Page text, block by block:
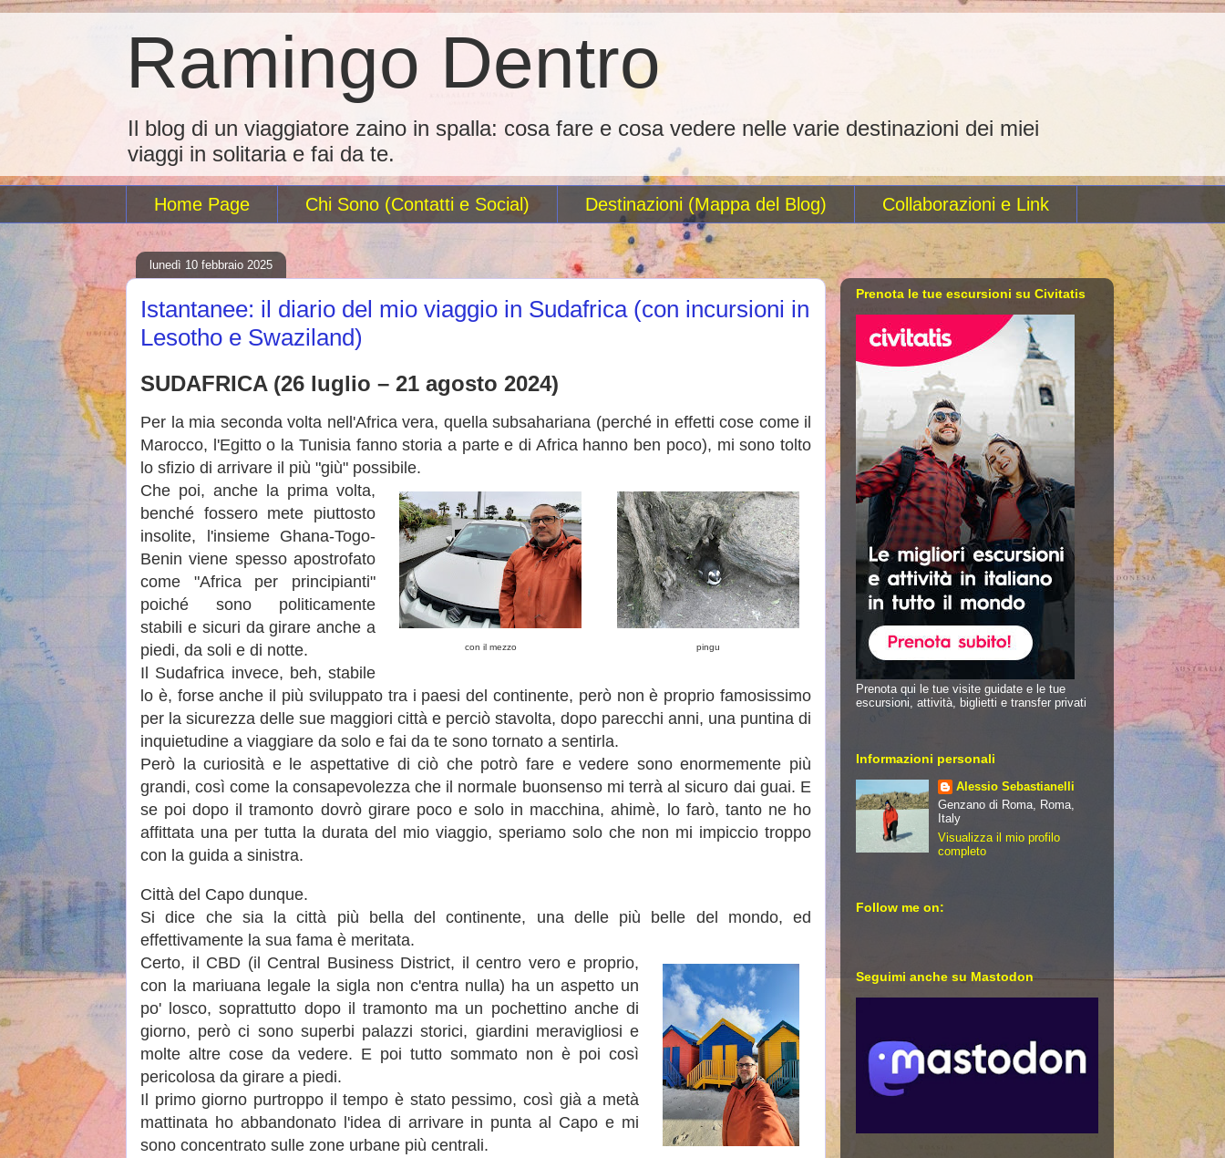
Ramingo Dentro
Il blog di un viaggiatore zaino in spalla: cosa fare e cosa vedere nelle varie destinazioni dei miei
viaggi in solitaria e fai da te.
Home Page Chi Sono (Contatti e Social) Destinazioni (Mappa del Blog) Collaborazioni e Link
lunedì 10 febbraio 2025
Istantanee: il diario del mio viaggio in Sudafrica (con incursioni in
Lesotho e Swaziland)
SUDAFRICA (26 luglio – 21 agosto 2024)
Per la mia seconda volta nell'Africa vera, quella subsahariana (perché in effetti cose come il
Marocco, l'Egitto o la Tunisia fanno storia a parte e di Africa hanno ben poco), mi sono tolto
lo sfizio di arrivare il più "giù" possibile.
pingu
con il mezzo
Che poi, anche la prima volta,
benché fossero mete piuttosto
insolite, l'insieme Ghana-Togo-
Benin viene spesso apostrofato
come "Africa per principianti"
poiché sono politicamente
stabili e sicuri da girare anche a
piedi, da soli e di notte.
Il Sudafrica invece, beh, stabile
lo è, forse anche il più sviluppato tra i paesi del continente, però non è proprio famosissimo
per la sicurezza delle sue maggiori città e perciò stavolta, dopo parecchi anni, una puntina di
inquietudine a viaggiare da solo e fai da te sono tornato a sentirla.
Però la curiosità e le aspettative di ciò che potrò fare e vedere sono enormemente più
grandi, così come la consapevolezza che il normale buonsenso mi terrà al sicuro dai guai. E
se poi dopo il tramonto dovrò girare poco e solo in macchina, ahimè, lo farò, tanto ne ho
affittata una per tutta la durata del mio viaggio, speriamo solo che non mi impiccio troppo
con la guida a sinistra.
Città del Capo dunque.
Si dice che sia la città più bella del continente, una delle più belle del mondo, ed
effettivamente la sua fama è meritata.
Certo, il CBD (il Central Business District, il centro vero e proprio,
con la mariuana legale la sigla non c'entra nulla) ha un aspetto un
po' losco, soprattutto dopo il tramonto ma un pochettino anche di
giorno, però ci sono superbi palazzi storici, giardini meravigliosi e
molte altre cose da vedere. E poi tutto sommato non è poi così
pericolosa da girare a piedi.
Il primo giorno purtroppo il tempo è stato pessimo, così già a metà
mattinata ho abbandonato l'idea di arrivare in punta al Capo e mi
sono concentrato sulle zone urbane più centrali.
Prenota le tue escursioni su Civitatis
Prenota qui le tue visite guidate e le tue
escursioni, attività, biglietti e transfer privati
Informazioni personali
Alessio Sebastianelli
Genzano di Roma, Roma,
Italy
Visualizza il mio profilo
completo
Follow me on:
Seguimi anche su Mastodon